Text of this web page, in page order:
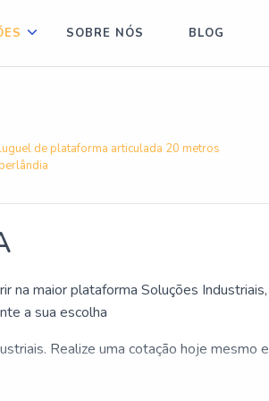
SOBRE NÓS BLOG
de plataforma articulada 20 metros
na maior plataforma Soluções Industriais,
a sua escolha
Realize uma cotação hoje mesmo e
de Fora aqui com os profisisonais